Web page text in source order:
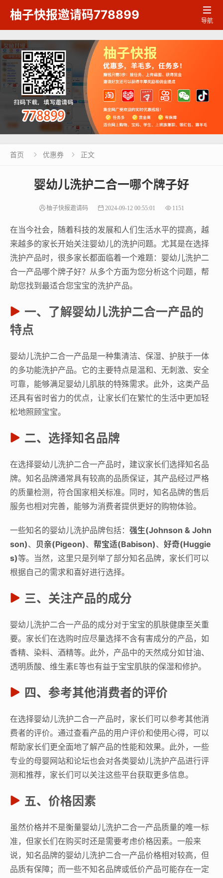
柚子快报邀请码778899 
导航
首页  优惠券  正文
婴幼儿洗护二合一哪个牌子好
柚子快报邀请码 2024-09-12 00:55:01 1151
在当今社会，随着科技的发展和人们生活水平的提高，越
来越多的家长开始关注婴幼儿的洗护问题。尤其是在选择
洗护产品时，很多家长都面临着一个难题：婴幼儿洗护二
合一产品哪个牌子好？从多个方面为您分析这个问题，帮
助您找到最适合您宝宝的洗护产品。
一、了解婴幼儿洗护二合一产品的
特点
婴幼儿洗护二合一产品是一种集清洁、保湿、护肤于一体
的多功能洗护产品。它的主要特点是温和、无刺激、安全
可靠，能够满足婴幼儿肌肤的特殊需求。此外，这类产品
还具有省时省力的优点，让家长们在繁忙的生活中更加轻
松地照顾宝宝。
二、选择知名品牌
在选择婴幼儿洗护二合一产品时，建议家长们选择知名品
牌。知名品牌通常具有较高的品质保证，其产品经过严格
的质量检测，符合国家相关标准。同时，知名品牌的售后
服务也相对完善，能够为消费者提供更好的购物体验。
一些知名的婴幼儿洗护品牌包括： 强生(Johnson & John
son)、 贝亲(Pigeon)、 帮宝适(Babison)、 好奇(Huggie
s)等。当然，这里只是列举了部分知名品牌，家长们可以
根据自己的需求和喜好进行选择。
三、关注产品的成分
婴幼儿洗护二合一产品的成分对于宝宝的肌肤健康至关重
要。家长们在选购时应尽量选择不含有害成分的产品，如
香精、染料、酒精等。此外，产品中的天然成分如甘油、
透明质酸、维生素E等也有益于宝宝肌肤的保湿和修护。
四、参考其他消费者的评价
在选择婴幼儿洗护二合一产品时，家长们可以参考其他消
费者的评价。通过查看产品的用户评价和使用心得，可以
帮助家长们更全面地了解产品的性能和效果。此外，一些
专业的母婴网站和论坛也会对各类婴幼儿洗护产品进行评
测和推荐，家长们可以关注这些平台获取更多信息。
五、价格因素
虽然价格并不是衡量婴幼儿洗护二合一产品质量的唯一标
准，但家长们在购买时还是需要考虑价格因素。一般来
说，知名品牌的婴幼儿洗护二合一产品价格相对较高，但
品质有保障；而一些不知名品牌或低价产品可能存在一定